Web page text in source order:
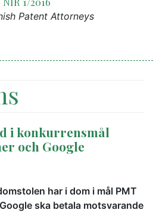
Patent Attorneys
i konkurrensmål
och Google
har i dom i mål PMT
ska betala motsvarande